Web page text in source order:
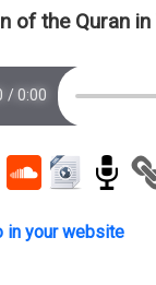
of the Quran
in your website